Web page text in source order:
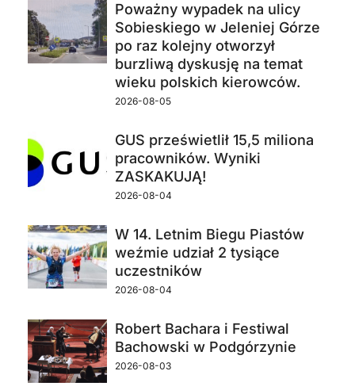
Poważny wypadek na ulicy
Sobieskiego w Jeleniej Górze
po raz kolejny otworzył
burzliwą dyskusję na temat
wieku polskich kierowców.
2026-08-05
GUS prześwietlił 15,5 miliona
pracowników. Wyniki
ZASKAKUJĄ!
2026-08-04
W 14. Letnim Biegu Piastów
weźmie udział 2 tysiące
uczestników
2026-08-04
Robert Bachara i Festiwal
Bachowski w Podgórzynie
2026-08-03